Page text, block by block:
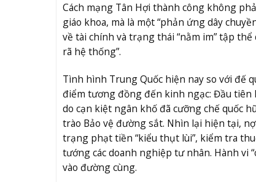
Cách mạng Tân Hợi thành công không
giáo khoa, mà là một “phản ứng dây
về tài chính và trạng thái “nằm im” tập
rã hệ thống”.
Tình hình Trung Quốc hiện nay so với đế
điểm tương đồng đến kinh ngạc: Đầu tiên
do cạn kiệt ngân khố đã cưỡng chế quốc
trào Bảo vệ đường sắt. Nhìn lại hiện tại,
trạng phạt tiền “kiểu thụt lùi”, kiểm tra
tướng các doanh nghiệp tư nhân. Hành vi
vào đường cùng.